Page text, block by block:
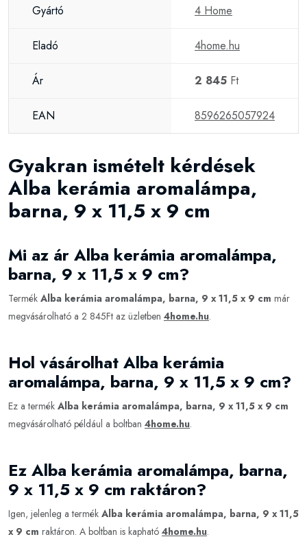
Gyártó 4 Home
Eladó 4home.hu
Ár 2 845 Ft
EAN 8596265057924
Gyakran ismételt kérdések
Alba kerámia aromalámpa,
barna, 9 x 11,5 x 9 cm
Mi az ár Alba kerámia aromalámpa,
barna, 9 x 11,5 x 9 cm?
Termék Alba kerámia aromalámpa, barna, 9 x 11,5 x 9 cm már
megvásárolható a 2 845Ft az üzletben 4home.hu.
Hol vásárolhat Alba kerámia
aromalámpa, barna, 9 x 11,5 x 9 cm?
Ez a termék Alba kerámia aromalámpa, barna, 9 x 11,5 x 9 cm
megvásárolható például a boltban 4home.hu.
Ez Alba kerámia aromalámpa, barna,
9 x 11,5 x 9 cm raktáron?
Igen, jelenleg a termék Alba kerámia aromalámpa, barna, 9 x 11,5
x 9 cm raktáron. A boltban is kapható 4home.hu.